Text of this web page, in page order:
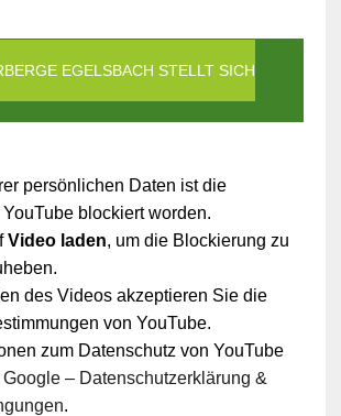
EGELSBACH STELLT SICH
persönlichen Daten ist die
blockiert worden.
Video laden, um die Blockierung zu
des Videos akzeptieren Sie die
von YouTube.
zum Datenschutz von YouTube
Google – Datenschutzerklärung &
.